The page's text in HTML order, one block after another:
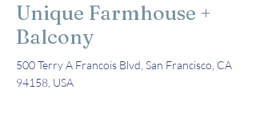
Unique Farmhouse +
Balcony
500 Terry A Francois Blvd, San Francisco, CA
94158, USA